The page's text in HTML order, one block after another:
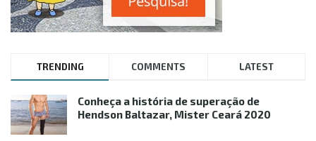
TRENDING COMMENTS LATEST
Conheça a história de superação de
Hendson Baltazar, Mister Ceará 2020